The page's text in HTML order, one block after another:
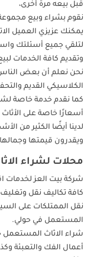
قبل بيعه مرة أخرى،
نقوم بشراء وبيع
يمكنك عزيزي العميل
لتلقي جميع أسئلتك
وتقديم كافة الخدمات
نحن نعلم أن بعض
الكلاسيكي القديم
كما نقدم خدمة خاصة
أسعارًا خاصة على الأثاث
لدينا أيضًا الكثير من
ويقدرون قيمتها
محلات لشراء
شركة بيت العز لخدمات
كافة تكاليف نقل وتغليف
نقل الممتلكات على
المستعمل في حولي.
شراء الاثاث المستعمل
أعمال الفك والتعبئة